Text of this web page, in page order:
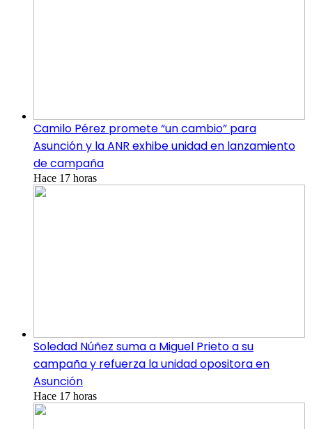
Camilo Pérez promete “un cambio” para
Asunción y la ANR exhibe unidad en lanzamiento
de campaña
Hace 17 horas
Soledad Núñez suma a Miguel Prieto a su
campaña y refuerza la unidad opositora en
Asunción
Hace 17 horas